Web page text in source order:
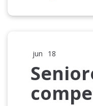
jun 18